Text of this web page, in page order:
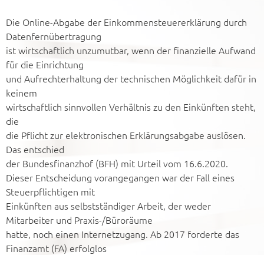
Die Online-Abgabe der Einkommensteuererklärung durch
Datenfernübertragung
ist wirtschaftlich unzumutbar, wenn der finanzielle Aufwand
für die Einrichtung
und Aufrechterhaltung der technischen Möglichkeit dafür in
keinem
wirtschaftlich sinnvollen Verhältnis zu den Einkünften steht,
die
die Pflicht zur elektronischen Erklärungsabgabe auslösen.
Das entschied
der Bundesfinanzhof (BFH) mit Urteil vom 16.6.2020.
Dieser Entscheidung vorangegangen war der Fall eines
Steuerpflichtigen mit
Einkünften aus selbstständiger Arbeit, der weder
Mitarbeiter und Praxis-/Büroräume
hatte, noch einen Internetzugang. Ab 2017 forderte das
Finanzamt (FA) erfolglos